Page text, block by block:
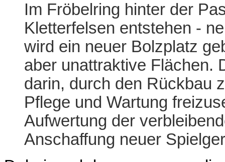
Im Fröbelring hinter der
Kletterfelsen entstehen -
wird ein neuer Bolzplatz
aber unattraktive Flächen.
darin, durch den Rückbau
Pflege und Wartung
Aufwertung der
Anschaffung neuer